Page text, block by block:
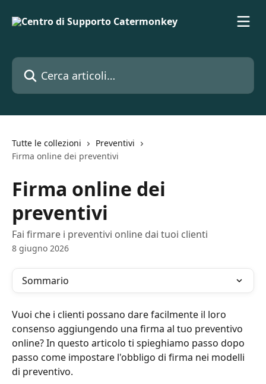
Cerca articoli…
Tutte le collezioni
Preventivi
Firma online dei preventivi
Firma online dei
preventivi
Fai firmare i preventivi online dai tuoi clienti
8 giugno 2026
Sommario
Vuoi che i clienti possano dare facilmente il loro
consenso aggiungendo una firma al tuo preventivo
online? In questo articolo ti spieghiamo passo dopo
passo come impostare l'obbligo di firma nei modelli
di preventivo.